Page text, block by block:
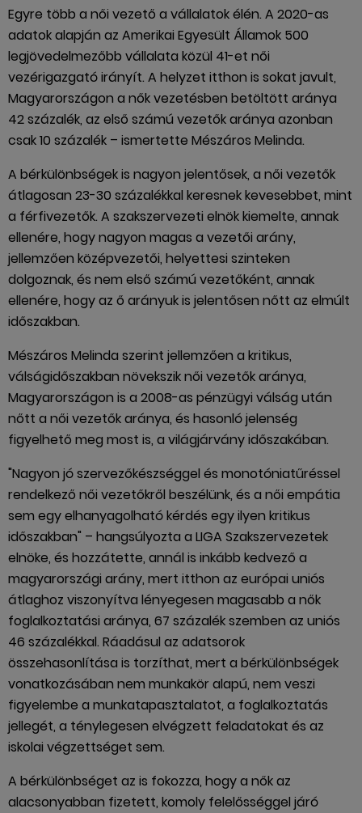
Egyre több a női vezető a vállalatok élén. A 2020-as
adatok alapján az Amerikai Egyesült Államok 500
legjövedelmezőbb vállalata közül 41-et női
vezérigazgató irányít. A helyzet itthon is sokat javult,
Magyarországon a nők vezetésben betöltött aránya
42 százalék, az első számú vezetők aránya azonban
csak 10 százalék – ismertette Mészáros Melinda.
A bérkülönbségek is nagyon jelentősek, a női vezetők
átlagosan 23-30 százalékkal keresnek kevesebbet, mint
a férfivezetők. A szakszervezeti elnök kiemelte, annak
ellenére, hogy nagyon magas a vezetői arány,
jellemzően középvezetői, helyettesi szinteken
dolgoznak, és nem első számú vezetőként, annak
ellenére, hogy az ő arányuk is jelentősen nőtt az elmúlt
időszakban.
Mészáros Melinda szerint jellemzően a kritikus,
válságidőszakban növekszik női vezetők aránya,
Magyarországon is a 2008-as pénzügyi válság után
nőtt a női vezetők aránya, és hasonló jelenség
figyelhető meg most is, a világjárvány időszakában.
"Nagyon jó szervezőkészséggel és monotóniatűréssel
rendelkező női vezetőkről beszélünk, és a női empátia
sem egy elhanyagolható kérdés egy ilyen kritikus
időszakban" – hangsúlyozta a LIGA Szakszervezetek
elnöke, és hozzátette, annál is inkább kedvező a
magyarországi arány, mert itthon az európai uniós
átlaghoz viszonyítva lényegesen magasabb a nők
foglalkoztatási aránya, 67 százalék szemben az uniós
46 százalékkal. Ráadásul az adatsorok
összehasonlítása is torzíthat, mert a bérkülönbségek
vonatkozásában nem munkakör alapú, nem veszi
figyelembe a munkatapasztalatot, a foglalkoztatás
jellegét, a ténylegesen elvégzett feladatokat és az
iskolai végzettséget sem.
A bérkülönbséget az is fokozza, hogy a nők az
alacsonyabban fizetett, komoly felelősséggel járó